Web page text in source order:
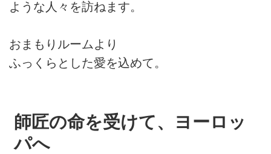
ような人々を訪ねます。
おまもりルームより
ふっくらとした愛を込めて。
師匠の命を受けて、ヨーロッ
パへ